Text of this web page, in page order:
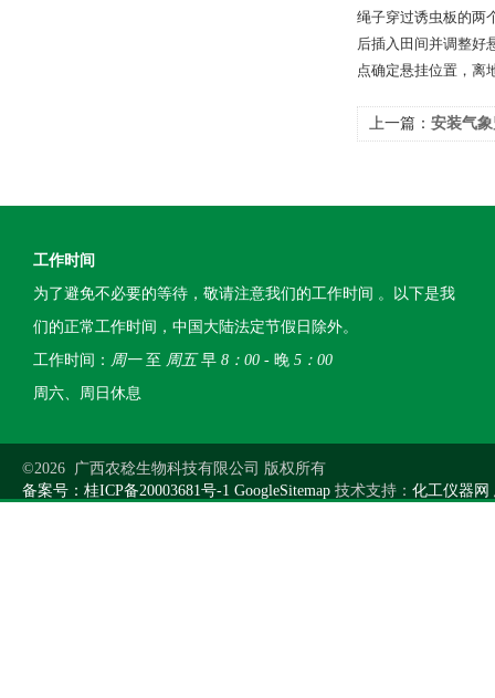
绳子穿过诱虫板的两
后插入田间并调整好
点确定悬挂位置，离
上一篇： 安装气
工作时间
为了避免不必要的等待，敬请注意我们的工作时间 。以下是我
们的正常工作时间，中国大陆法定节假日除外。
工作时间： 周一至 周五早 8：00 - 晚 5：00
周六、周日休息
©2026 广西农稔生物科技有限公司 版权所有
备案号：桂ICP备20003681号-1 GoogleSitemap 技术支持： 化工仪器网